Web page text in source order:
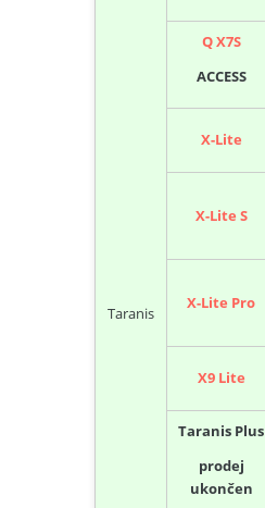
Taranis
Q X7S
ACCESS
X-Lite
X-Lite S
X-Lite Pro
X9 Lite
Taranis Plus
prodej
ukončen